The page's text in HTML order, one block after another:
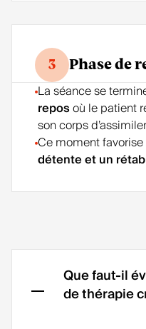
3 Phase de
La séance se
reposoù le patient
son corps
Ce moment
détente et un
Que faut-il
de thérapie